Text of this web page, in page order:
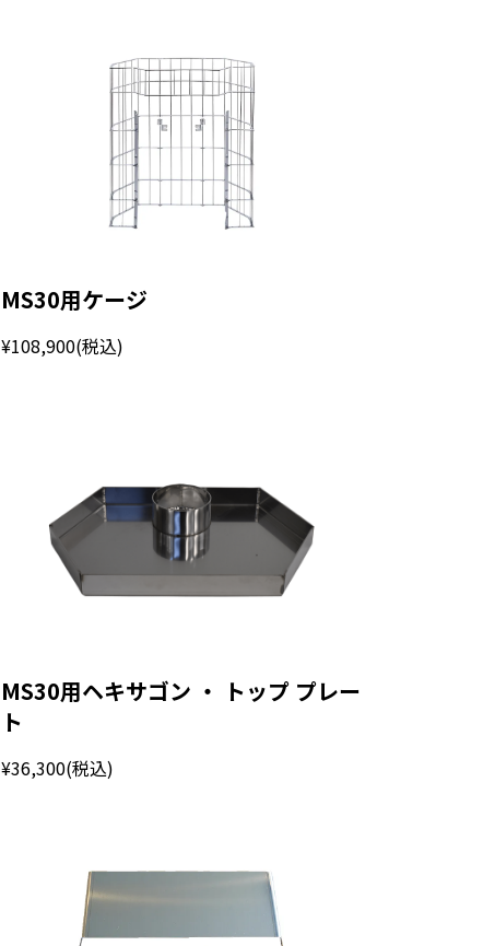
MS30用ケージ
¥108,900(税込)
MS30用ヘキサゴン ・ トップ プレー
ト
¥36,300(税込)